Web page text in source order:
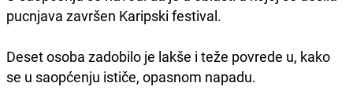
pucnjava završen Karipski festival.
Deset osoba zadobilo je lakše i teže povrede u, kako
se u saopćenju ističe, opasnom napadu.